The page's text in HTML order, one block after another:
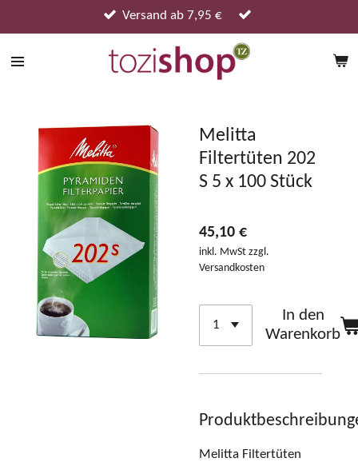
Hauptinhalt
springen
Versand ab 7,95 €
Melitta
Filtertüten 202
S 5 x 100 Stück
45,10 €
inkl. MwSt zzgl.
Versandkosten
In den
Warenkorb
Melitta Filtertüten